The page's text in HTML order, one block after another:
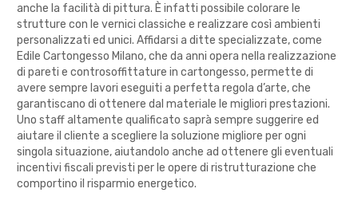
anche la facilità di pittura. È infatti possibile colorare le
strutture con le vernici classiche e realizzare così ambienti
personalizzati ed unici. Affidarsi a ditte specializzate, come
Edile Cartongesso Milano, che da anni opera nella realizzazione
di pareti e controsoffittature in cartongesso, permette di
avere sempre lavori eseguiti a perfetta regola d’arte, che
garantiscano di ottenere dal materiale le migliori prestazioni.
Uno staff altamente qualificato saprà sempre suggerire ed
aiutare il cliente a scegliere la soluzione migliore per ogni
singola situazione, aiutandolo anche ad ottenere gli eventuali
incentivi fiscali previsti per le opere di ristrutturazione che
comportino il risparmio energetico.